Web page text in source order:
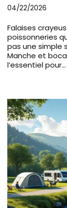
04/22/2026
Falaises
poissonneries
pas une simple
Manche et
l’essentiel pour…